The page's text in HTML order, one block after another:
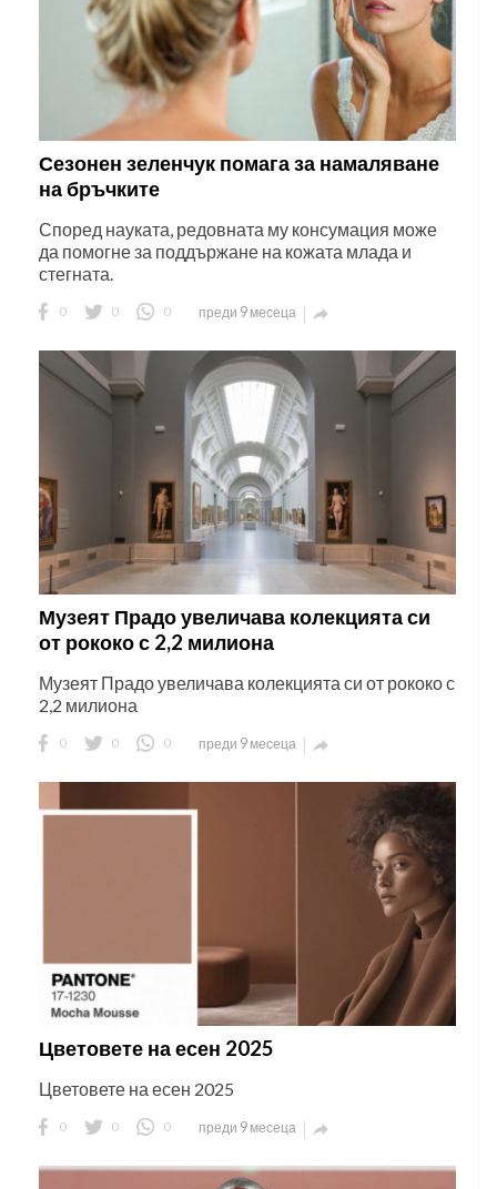
Сезонен зеленчук помага за намаляване
на бръчките
Според науката, редовната му консумация може
да помогне за поддържане на кожата млада и
стегната.
0 0 0 преди 9 месеца 
Музеят Прадо увеличава колекцията си
от рококо с 2,2 милиона
Музеят Прадо увеличава колекцията си от рококо с
2,2 милиона
0 0 0 преди 9 месеца 
Цветовете на есен 2025
Цветовете на есен 2025
0 0 0 преди 9 месеца 